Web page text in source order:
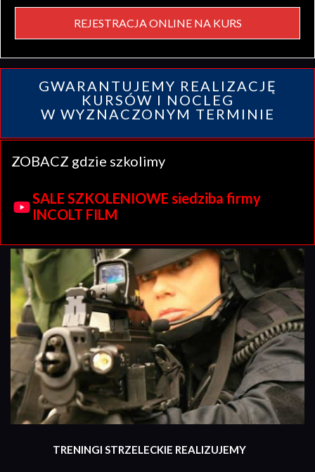
REJESTRACJA ONLINE NA KURS
GWARANTUJEMY REALIZACJĘ
KURSÓW I NOCLEG
W WYZNACZONYM TERMINIE
ZOBACZ gdzie szkolimy
SALE SZKOLENIOWE siedziba firmy
INCOLT FILM
TRENINGI STRZELECKIE REALIZUJEMY